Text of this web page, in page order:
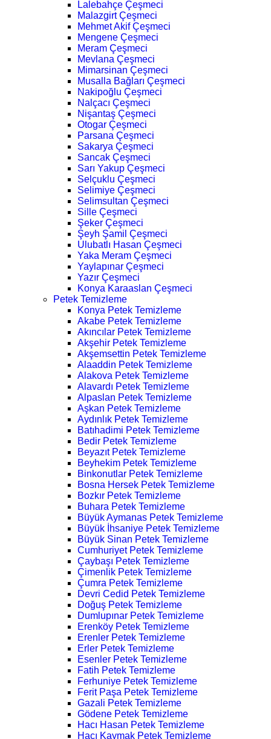
Lalebahçe Çeşmeci
Malazgirt Çeşmeci
Mehmet Akif Çeşmeci
Mengene Çeşmeci
Meram Çeşmeci
Mevlana Çeşmeci
Mimarsinan Çeşmeci
Musalla Bağları Çeşmeci
Nakipoğlu Çeşmeci
Nalçacı Çeşmeci
Nişantaş Çeşmeci
Otogar Çeşmeci
Parsana Çeşmeci
Sakarya Çeşmeci
Sancak Çeşmeci
Sarı Yakup Çeşmeci
Selçuklu Çeşmeci
Selimiye Çeşmeci
Selimsultan Çeşmeci
Sille Çeşmeci
Şeker Çeşmeci
Şeyh Şamil Çeşmeci
Ulubatlı Hasan Çeşmeci
Yaka Meram Çeşmeci
Yaylapınar Çeşmeci
Yazır Çeşmeci
Konya Karaaslan Çeşmeci
Petek Temizleme
Konya Petek Temizleme
Akabe Petek Temizleme
Akıncılar Petek Temizleme
Akşehir Petek Temizleme
Akşemsettin Petek Temizleme
Alaaddin Petek Temizleme
Alakova Petek Temizleme
Alavardı Petek Temizleme
Alpaslan Petek Temizleme
Aşkan Petek Temizleme
Aydınlık Petek Temizleme
Batıhadimi Petek Temizleme
Bedir Petek Temizleme
Beyazıt Petek Temizleme
Beyhekim Petek Temizleme
Binkonutlar Petek Temizleme
Bosna Hersek Petek Temizleme
Bozkır Petek Temizleme
Buhara Petek Temizleme
Büyük Aymanas Petek Temizleme
Büyük İhsaniye Petek Temizleme
Büyük Sinan Petek Temizleme
Cumhuriyet Petek Temizleme
Çaybaşı Petek Temizleme
Çimenlik Petek Temizleme
Çumra Petek Temizleme
Devri Cedid Petek Temizleme
Doğuş Petek Temizleme
Dumlupınar Petek Temizleme
Erenköy Petek Temizleme
Erenler Petek Temizleme
Erler Petek Temizleme
Esenler Petek Temizleme
Fatih Petek Temizleme
Ferhuniye Petek Temizleme
Ferit Paşa Petek Temizleme
Gazali Petek Temizleme
Gödene Petek Temizleme
Hacı Hasan Petek Temizleme
Hacı Kaymak Petek Temizleme